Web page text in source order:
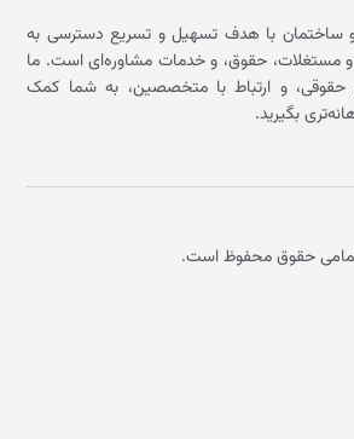
ساختمان با هدف تسهیل و تسریع دسترسی به
مستغلات، حقوق، و خدمات مشاوره‌ای است. ما
حقوقی، و ارتباط با متخصصین، به شما کمک
بگیرید.
حقوق محفوظ است.